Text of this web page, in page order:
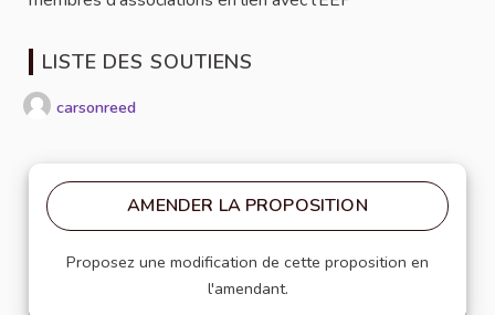
LISTE DES SOUTIENS
carsonreed
AMENDER LA PROPOSITION
Proposez une modification de cette proposition en
l'amendant.